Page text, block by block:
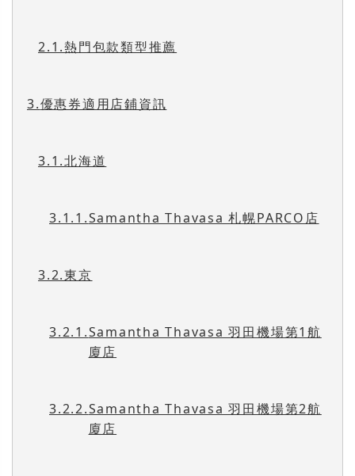
2.1.熱門包款類型推薦
3.優惠券適用店鋪資訊
3.1.北海道
3.1.1.Samantha Thavasa 札幌PARCO店
3.2.東京
3.2.1.Samantha Thavasa 羽田機場第1航
廈店
3.2.2.Samantha Thavasa 羽田機場第2航
廈店